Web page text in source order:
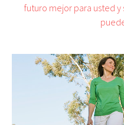
futuro mejor para usted y